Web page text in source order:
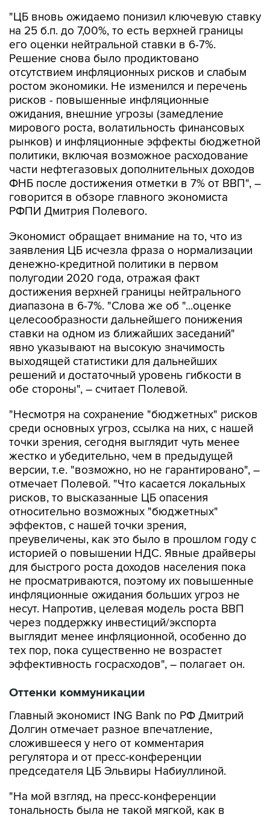
"ЦБ вновь ожидаемо понизил ключевую ставку
на 25 б.п. до 7,00%, то есть верхней границы
его оценки нейтральной ставки в 6-7%.
Решение снова было продиктовано
отсутствием инфляционных рисков и слабым
ростом экономики. Не изменился и перечень
рисков - повышенные инфляционные
ожидания, внешние угрозы (замедление
мирового роста, волатильность финансовых
рынков) и инфляционные эффекты бюджетной
политики, включая возможное расходование
части нефтегазовых дополнительных доходов
ФНБ после достижения отметки в 7% от ВВП", –
говорится в обзоре главного экономиста
РФПИ Дмитрия Полевого.
Экономист обращает внимание на то, что из
заявления ЦБ исчезла фраза о нормализации
денежно-кредитной политики в первом
полугодии 2020 года, отражая факт
достижения верхней границы нейтрального
диапазона в 6-7%. "Слова же об "...оценке
целесообразности дальнейшего понижения
ставки на одном из ближайших заседаний"
явно указывают на высокую значимость
выходящей статистики для дальнейших
решений и достаточный уровень гибкости в
обе стороны", – считает Полевой.
"Несмотря на сохранение "бюджетных" рисков
среди основных угроз, ссылка на них, с нашей
точки зрения, сегодня выглядит чуть менее
жестко и убедительно, чем в предыдущей
версии, т.е. "возможно, но не гарантировано", –
отмечает Полевой. "Что касается локальных
рисков, то высказанные ЦБ опасения
относительно возможных "бюджетных"
эффектов, с нашей точки зрения,
преувеличены, как это было в прошлом году с
историей о повышении НДС. Явные драйверы
для быстрого роста доходов населения пока
не просматриваются, поэтому их повышенные
инфляционные ожидания больших угроз не
несут. Напротив, целевая модель роста ВВП
через поддержку инвестиций/экспорта
выглядит менее инфляционной, особенно до
тех пор, пока существенно не возрастет
эффективность госрасходов", – полагает он.
Оттенки коммуникации
Главный экономист ING Bank по РФ Дмитрий
Долгин отмечает разное впечатление,
сложившееся у него от комментария
регулятора и от пресс-конференции
председателя ЦБ Эльвиры Набиуллиной.
"На мой взгляд, на пресс-конференции
тональность была не такой мягкой, как в